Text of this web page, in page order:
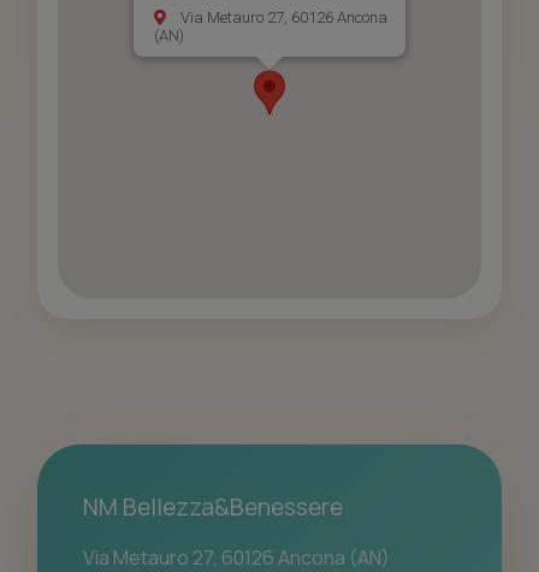
Via Metauro 27, 60126 Ancona
(AN)
NM Bellezza&Benessere
Via Metauro 27, 60126 Ancona (AN)